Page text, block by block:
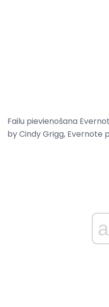
Failu pievienošana
by Cindy Grigg, Evernote